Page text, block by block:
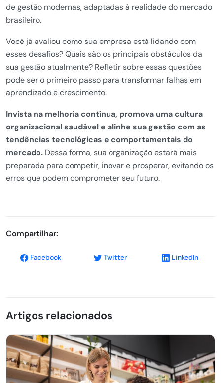
de gestão modernas, adaptadas à realidade do mercado
brasileiro.
Você já avaliou como sua empresa está lidando com
esses desafios? Quais são os principais obstáculos da
sua gestão atualmente? Refletir sobre essas questões
pode ser o primeiro passo para transformar falhas em
aprendizado e crescimento.
Invista na melhoria contínua, promova uma cultura
organizacional saudável e alinhe sua gestão com as
tendências tecnológicas e comportamentais do
mercado. Dessa forma, sua organização estará mais
preparada para competir, inovar e prosperar, evitando os
erros que podem comprometer seu futuro.
Compartilhar:
Facebook Twitter LinkedIn
Artigos relacionados